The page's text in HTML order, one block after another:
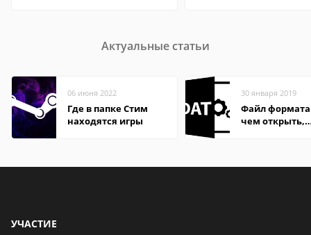
Актуальные статьи
06 июня 2022
Где в папке Стим
находятся игры
30 января 2019
Файл формата
чем открыть,
УЧАСТИЕ